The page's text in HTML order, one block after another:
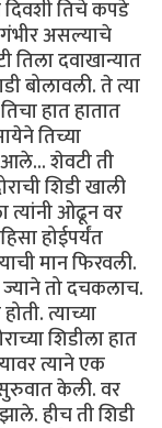
दिवशी तिचे कपडे
गंभीर असल्याचे
तिला दवाखान्यात
बोलावली. ते त्या
हात हातात
तिच्या
शेवटी ती
शिडी खाली
त्यांनी ओढून वर
होईपर्यंत
मान फिरवली.
तो दचकलाच.
त्याच्या
शिडीला हात
त्याने एक
केली. वर
हीच ती शिडी